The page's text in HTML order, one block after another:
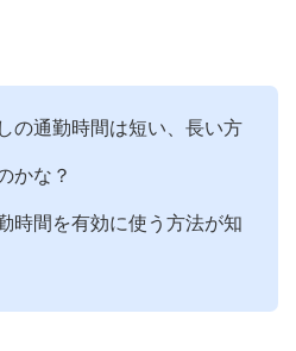
の通勤時間は短い、長い方
かな？
時間を有効に使う方法が知